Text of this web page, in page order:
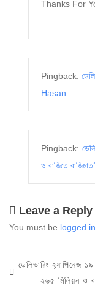
Thanks For
Pingback:
Hasan
Pingback:
ও বাজিতে
Leave a Reply
You must be logged in
navigation
Previous
ডেলিভারিং
২৬৫ মিলিয়ন ও